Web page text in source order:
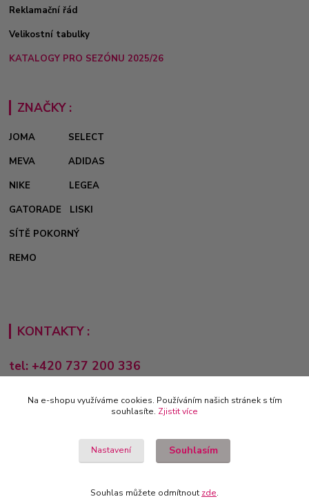
Reklamační řád
Velikostní tabulky
KATALOGY PRO SEZÓNU 2025/26
ZNAČKY :
JOMA
SELECT
MEVA
ADIDAS
NIKE
LEGEA
GATORADE
LISKI
SÍTĚ POKORNÝ
REMO
KONTAKTY :
tel: +420 737 200 336
Pondělí-Pátek: 8 - 17 hodin
obchod@e-sporting.cz
Na e-shopu využíváme cookies. Používáním našich stránek s tím
souhlasíte. Zjistit více
Nastavení Souhlasím
Souhlas můžete odmítnout zde.